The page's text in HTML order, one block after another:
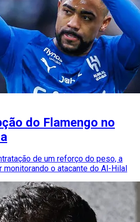
do Flamengo no
de um reforço do peso, a
o atacante do Al-Hilal